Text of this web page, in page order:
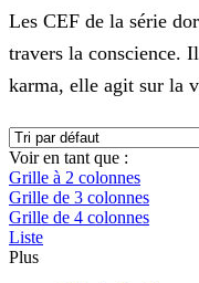
Les CEF de la série
travers la conscience.
karma, elle agit sur la
Voir en tant que :
Grille à 2 colonnes
Grille de 3 colonnes
Grille de 4 colonnes
Liste
Plus